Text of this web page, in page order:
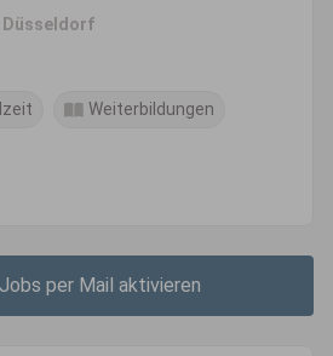
bzw.
und
und
Weiterbildungen
per Mail aktivieren